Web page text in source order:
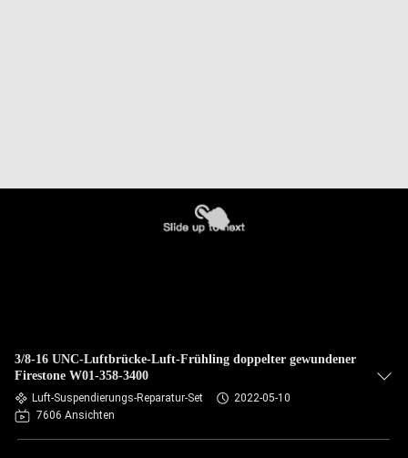
3/8-16 UNC-Luftbrücke-Luft-Frühling doppelter gewundener
Firestone W01-358-3400
Luft-Suspendierungs-Reparatur-Set
2022-05-10
7606 Ansichten